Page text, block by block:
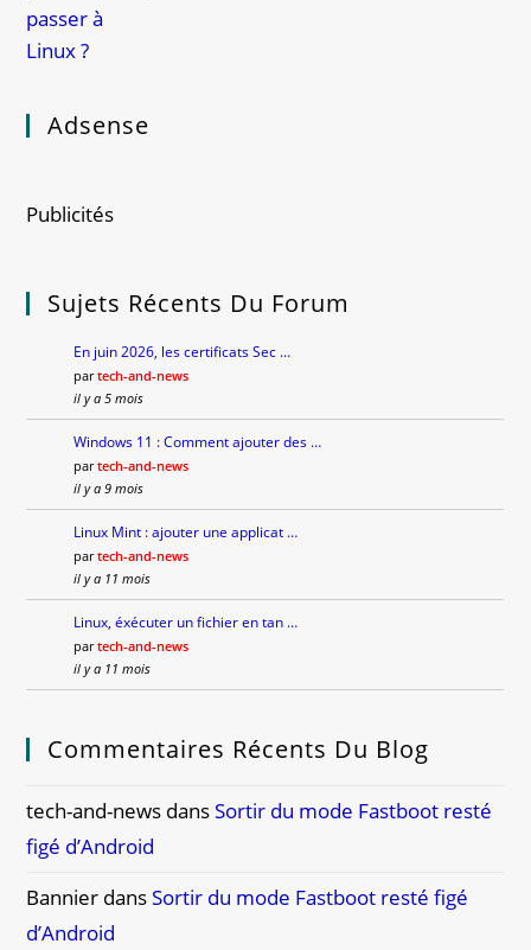
Adsense
Publicités
Sujets Récents Du Forum
En juin 2026, les certificats Sec …
partech-and-news
il y a 5 mois
Windows 11 : Comment ajouter des …
partech-and-news
il y a 9 mois
Linux Mint : ajouter une applicat …
partech-and-news
il y a 11 mois
Linux, éxécuter un fichier en tan …
partech-and-news
il y a 11 mois
Commentaires Récents Du Blog
tech-and-news dansSortir du mode Fastboot resté
figé d’Android
Bannier dansSortir du mode Fastboot resté figé
d’Android